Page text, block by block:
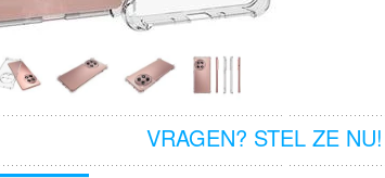
VRAGEN? STEL ZE NU!